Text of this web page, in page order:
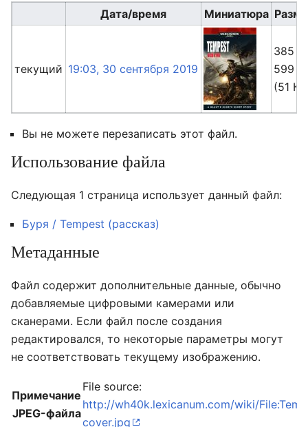
Дата/время Миниатюра
текущий 19:03, 30 сентября 2019
385 ×
599
(51
Вы не можете перезаписать этот файл.
Использование файла
Следующая 1 страница использует данный файл:
Буря / Tempest (рассказ)
Метаданные
Файл содержит дополнительные данные, обычно
добавляемые цифровыми камерами или
сканерами. Если файл после создания
редактировался, то некоторые параметры могут
не соответствовать текущему изображению.
Примечание
JPEG-файла
File source:
http://wh40k.lexicanum.com/wiki/
cover.jpg